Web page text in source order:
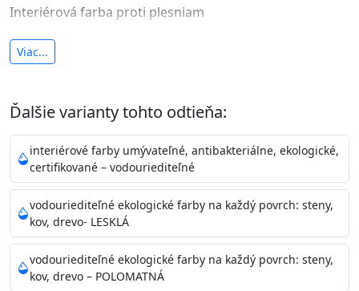
Interiérová farba proti plesniam
antibakteriálna a umývateľná
Je interiérová protiplesňová farba s iónmi
Vďaka svojmu špeciálnemu zloženiu
znižuje (o 99,9%) množstvo baktérií na povrchu náteru.
Preto jevhodná na nátery priestor s
vysokými nárokmi na hygienickú čistotu ako sú
nemocnice, pôrodnice, operačné
sály, potravinárske priestory, detské izby, školy,
škôlky, telocvične, a samozrejme je
vhodná aj do bežných priestorov. Je plne umývateľná
(trieda 2 podľa EN 13300) pri
Viac...
Ďalšie varianty tohto odtieňa:
interiérové farby umývateľné, antibakteriálne, ekologické,
certifikované – vodouriediteľné
vodouriediteľné ekologické farby na každý povrch: steny,
kov, drevo- LESKLÁ
vodouriediteľné ekologické farby na každý povrch: steny,
kov, drevo – POLOMATNÁ